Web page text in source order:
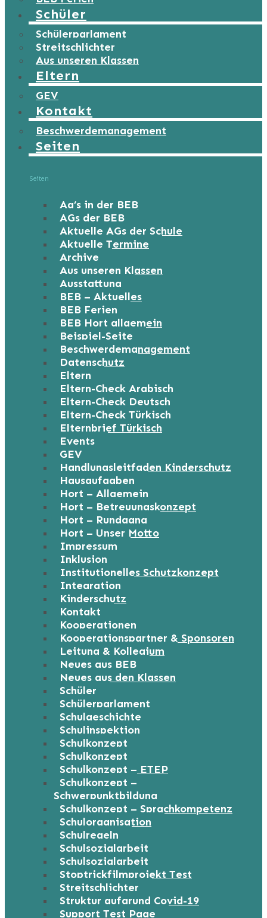
Schüler
Schülerparlament
Streitschlichter
Aus unseren Klassen
Eltern
GEV
Kontakt
Beschwerdemanagement
Seiten
Seiten
Ag’s in der BEB
AGs der BEB
Aktuelle AGs der Schule
Aktuelle Termine
Archive
Aus unseren Klassen
Ausstattung
BEB – Aktuelles
BEB Ferien
BEB Hort allgemein
Beispiel-Seite
Beschwerdemanagement
Datenschutz
Eltern
Eltern-Check Arabisch
Eltern-Check Deutsch
Eltern-Check Türkisch
Elternbrief Türkisch
Events
GEV
Handlungsleitfaden Kinderschutz
Hausaufgaben
Hort – Allgemein
Hort – Betreuungskonzept
Hort – Rundgang
Hort – Unser Motto
Impressum
Inklusion
Institutionelles Schutzkonzept
Integration
Kinderschutz
Kontakt
Kooperationen
Kooperationspartner & Sponsoren
Leitung & Kollegium
Neues aus BEB
Neues aus den Klassen
Schüler
Schülerparlament
Schulgeschichte
Schulinspektion
Schulkonzept
Schulkonzept
Schulkonzept – ETEP
Schulkonzept –
Schwerpunktbildung
Schulkonzept – Sprachkompetenz
Schulorganisation
Schulregeln
Schulsozialarbeit
Schulsozialarbeit
Stoptrickfilmprojekt Test
Streitschlichter
Struktur aufgrund Covid-19
Support Test Page